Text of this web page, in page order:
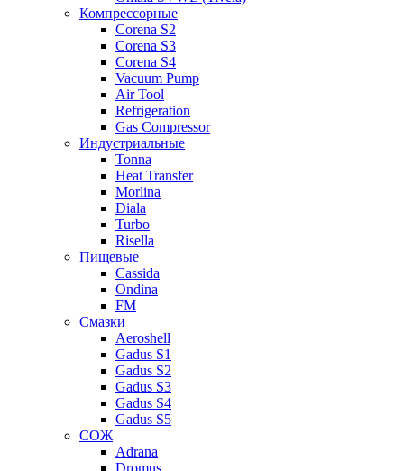
Компрессорные
Corena S2
Corena S3
Corena S4
Vacuum Pump
Air Tool
Refrigeration
Gas Compressor
Индустриальные
Tonna
Heat Transfer
Morlina
Diala
Turbo
Risella
Пищевые
Cassida
Ondina
FM
Смазки
Aeroshell
Gadus S1
Gadus S2
Gadus S3
Gadus S4
Gadus S5
СОЖ
Adrana
Dromus